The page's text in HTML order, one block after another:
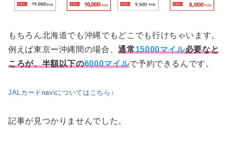
もちろん北海道でも沖縄でもどこでも行けちゃいます。
例えば東京ー沖縄間の場合、通常15000マイル必要なと
ころが、半額以下の6000マイルで予約できるんです。
JALカードnaviについてはこちら↓
記事が見つかりませんでした。